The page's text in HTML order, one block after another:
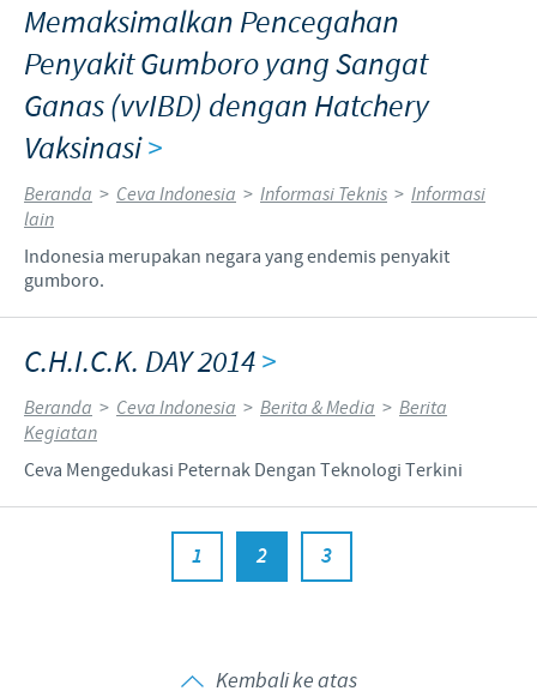
Memaksimalkan Pencegahan
Penyakit Gumboro yang Sangat
Ganas (vvIBD) dengan Hatchery
Vaksinasi>
Beranda > Ceva Indonesia > Informasi Teknis > Informasi
lain
Indonesia merupakan negara yang endemis penyakit
gumboro.
C.H.I.C.K. DAY 2014>
Beranda > Ceva Indonesia > Berita & Media > Berita
Kegiatan
Ceva Mengedukasi Peternak Dengan Teknologi Terkini
1 2 3
Kembali ke atas